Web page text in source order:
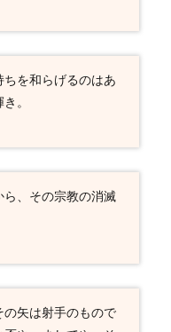
を和らげるのはあ
。
、その宗教の消滅
矢は射手のもので